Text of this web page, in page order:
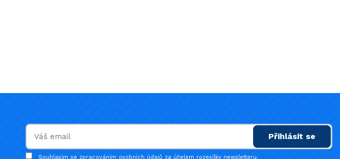
Přihlásit se
Souhlasím se zpracováním osobních údajů za účelem rozesílky newsletteru.